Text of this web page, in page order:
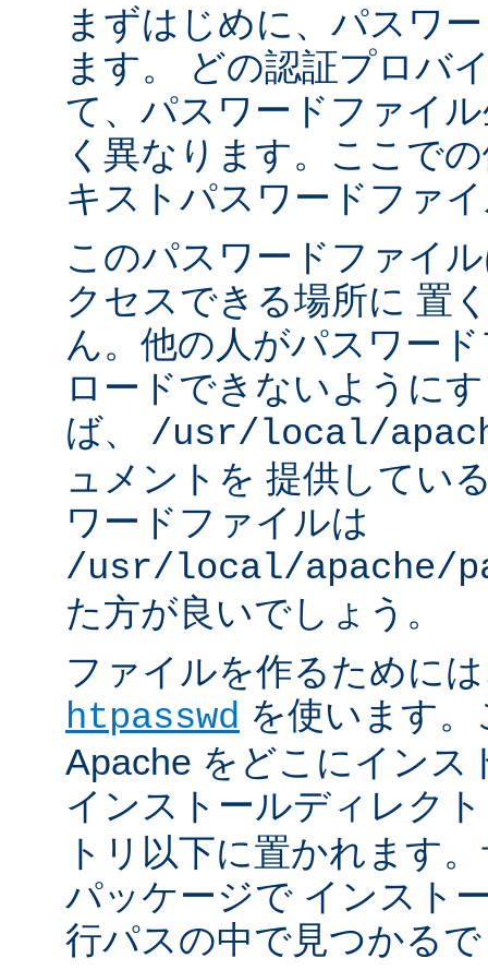
まずはじめに、パスワ
ます。 どの認証プロバ
て、パスワードファイ
く異なります。ここで
キストパスワードファ
このパスワードファイ
クセスできる場所に 置
ん。他の人がパスワー
ロードできないように
ば、 /usr/local/
ュメントを 提供してい
ワードファイルは
/usr/local/apache/
た方が良いでしょう。
ファイルを作るために
htpasswd を使います
Apache をどこにインス
インストールディレク
トリ以下に置かれます
パッケージで インスト
行パスの中で見つかる